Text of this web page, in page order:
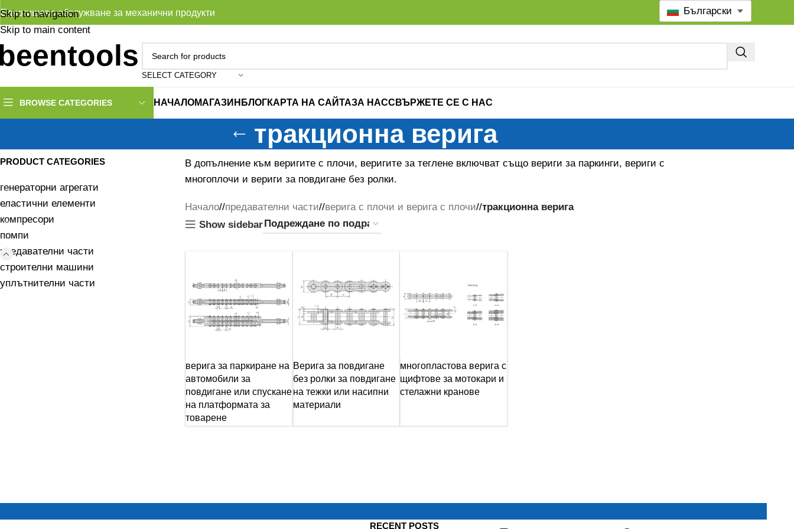
Skip to navigation
Skip to main content
Едногишево обслужване за механични продукти
SELECT CATEGORY
BROWSE CATEGORIES НАЧАЛОМАГАЗИН БЛОГКАРТА НА САЙТАЗА НАССВЪРЖЕТЕ СЕ С НАС
Български
тракционна верига
PRODUCT CATEGORIES
генераторни агрегати
еластични елементи
компресори
помпи
предавателни части
строителни машини
уплътнителни части
В допълнение към веригите с плочи, веригите за теглене включват също вериги за паркинги, вериги с
многоплочи и вериги за повдигане без ролки.
Начало/ предавателни части/ верига с плочи и верига с плочи/ тракционна верига
Show sidebar
верига за паркиране на
автомобили за
повдигане или спускане
на платформата за
товарене
Верига за повдигане
без ролки за повдигане
на тежки или насипни
материали
многопластова верига с
щифтове за мотокари и
стелажни кранове
RECENT POSTS